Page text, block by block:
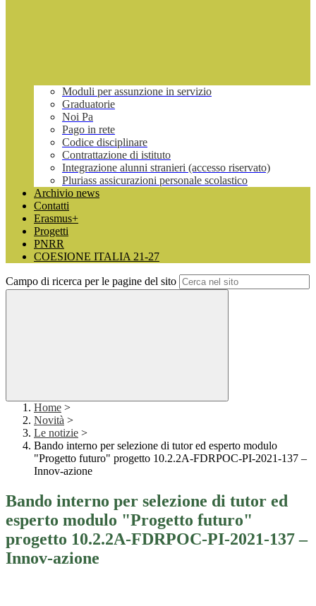
Moduli per assunzione in servizio
Graduatorie
Noi Pa
Pago in rete
Codice disciplinare
Contrattazione di istituto
Integrazione alunni stranieri (accesso riservato)
Pluriass assicurazioni personale scolastico
Archivio news
Contatti
Erasmus+
Progetti
PNRR
COESIONE ITALIA 21-27
Campo di ricerca per le pagine del sito
Home >
Novità >
Le notizie >
Bando interno per selezione di tutor ed esperto modulo
"Progetto futuro" progetto 10.2.2A-FDRPOC-PI-2021-137 –
Innov-azione
Bando interno per selezione di tutor ed
esperto modulo "Progetto futuro"
progetto 10.2.2A-FDRPOC-PI-2021-137 –
Innov-azione